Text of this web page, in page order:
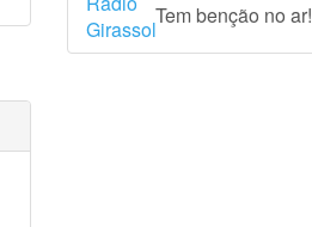
Tem benção no ar!